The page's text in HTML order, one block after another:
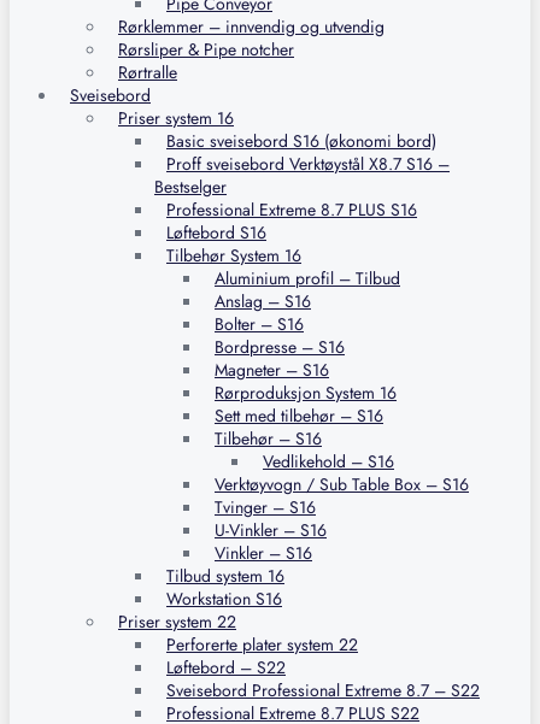
Rørklemmer – innvendig og utvendig
Rørsliper & Pipe notcher
Rørtralle
Sveisebord
Priser system 16
Basic sveisebord S16 (økonomi bord)
Proff sveisebord Verktøystål X8.7 S16 –
Bestselger
Professional Extreme 8.7 PLUS S16
Løftebord S16
Tilbehør System 16
Aluminium profil – Tilbud
Anslag – S16
Bolter – S16
Bordpresse – S16
Magneter – S16
Rørproduksjon System 16
Sett med tilbehør – S16
Tilbehør – S16
Vedlikehold – S16
Verktøyvogn / Sub Table Box – S16
Tvinger – S16
U-Vinkler – S16
Vinkler – S16
Tilbud system 16
Workstation S16
Priser system 22
Perforerte plater system 22
Løftebord – S22
Sveisebord Professional Extreme 8.7 – S22
Professional Extreme 8.7 PLUS S22